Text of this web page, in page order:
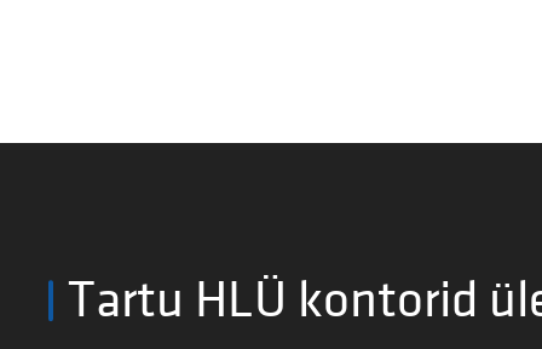
Tartu HLÜ kontorid